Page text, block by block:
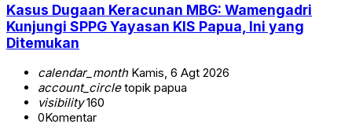
Kasus Dugaan Keracunan MBG: Wamengadri
Kunjungi SPPG Yayasan KIS Papua, Ini yang
Ditemukan
calendar_monthKamis, 6 Agt 2026
account_circletopik papua
visibility160
0Komentar